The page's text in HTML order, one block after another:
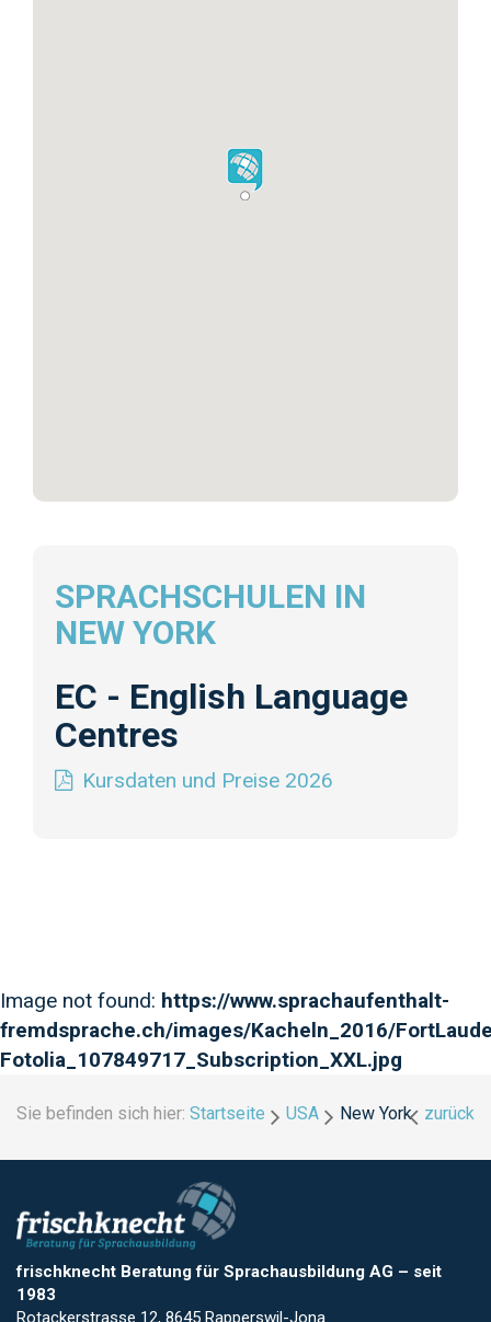
SPRACHSCHULEN IN
NEW YORK
EC - English Language
Centres
Kursdaten und Preise 2026
Image not found: https://www.sprachaufenthalt-
fremdsprache.ch/images/Kacheln_2016/
Fotolia_107849717_Subscription_XXL.jpg
Sie befinden sich hier: Startseite USA New York zurück
frischknecht Beratung für Sprachausbildung AG – seit
1983
Rotackerstrasse 12, 8645 Rapperswil-Jona